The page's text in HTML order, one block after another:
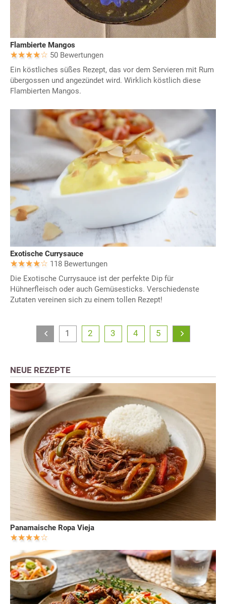
Flambierte Mangos
50 Bewertungen
Ein köstliches süßes Rezept, das vor dem Servieren mit Rum
übergossen und angezündet wird. Wirklich köstlich diese
Flambierten Mangos.
Exotische Currysauce
118 Bewertungen
Die Exotische Currysauce ist der perfekte Dip für
Hühnerfleisch oder auch Gemüsesticks. Verschiedenste
Zutaten vereinen sich zu einem tollen Rezept!
1 2 3 4 5
NEUE REZEPTE
Panamaische Ropa Vieja